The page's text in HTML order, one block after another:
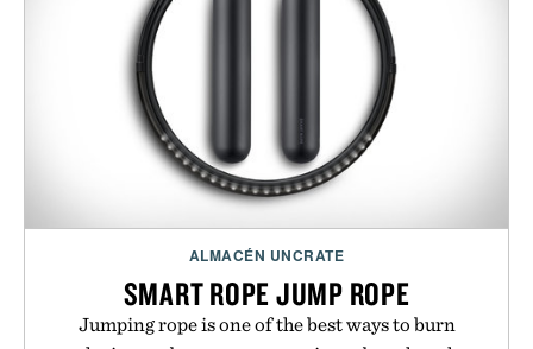
ALMACÉN UNCRATE
SMART ROPE JUMP ROPE
Jumping rope is one of the best ways to burn